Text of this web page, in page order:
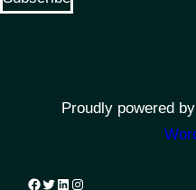
Proudly powered by
Facebook
Twitter
LinkedIn
Instagram